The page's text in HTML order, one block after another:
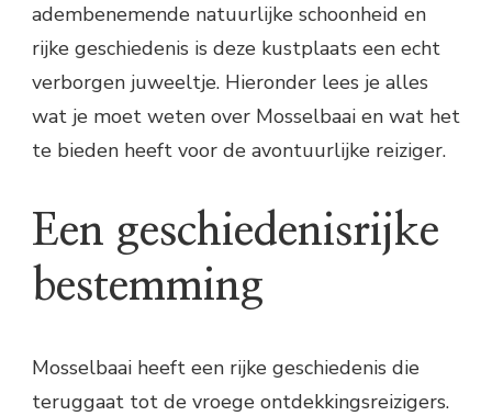
adembenemende natuurlijke schoonheid en
rijke geschiedenis is deze kustplaats een echt
verborgen juweeltje. Hieronder lees je alles
wat je moet weten over Mosselbaai en wat het
te bieden heeft voor de avontuurlijke reiziger.
Een geschiedenisrijke
bestemming
Mosselbaai heeft een rijke geschiedenis die
teruggaat tot de vroege ontdekkingsreizigers.